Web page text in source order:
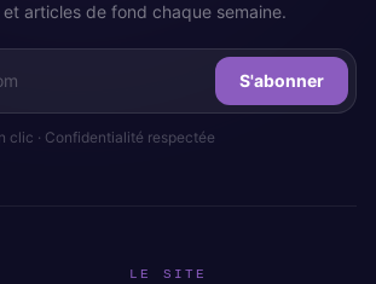
articles de fond chaque semaine.
S'abonner
clic · Confidentialité respectée
LE SITE